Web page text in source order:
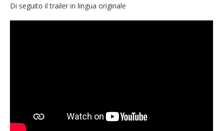
Di seguito il trailer in lingua originale